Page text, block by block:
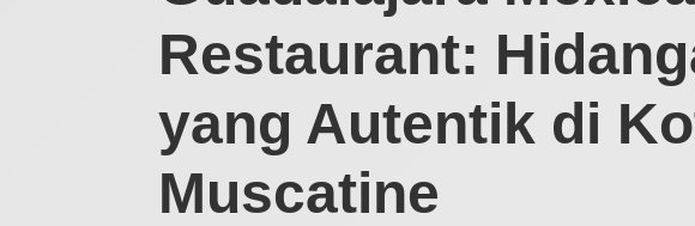
Restaurant:
yang Autentik di
Muscatine